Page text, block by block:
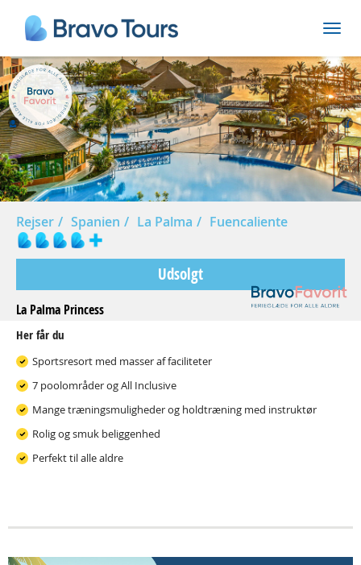
Prev
Rejser Spanien La Palma Fuencaliente
Udsolgt
La Palma Princess
Her får du
Sportsresort med masser af faciliteter
7 poolområder og All Inclusive
Mange træningsmuligheder og holdtræning med instruktør
Rolig og smuk beliggenhed
Perfekt til alle aldre